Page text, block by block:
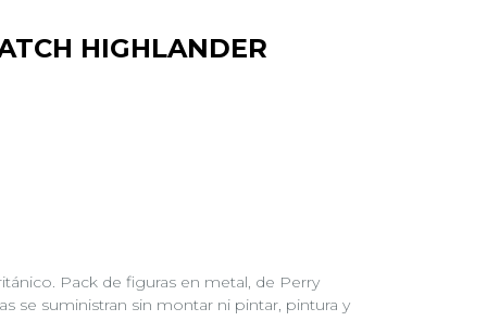
HIGHLANDER
Pack de figuras en metal, de Perry
se suministran sin montar ni pintar, pintura y